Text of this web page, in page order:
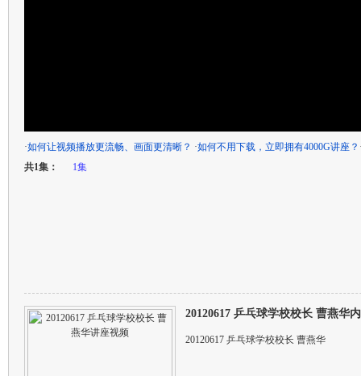
·如何让视频播放更流畅、画面更清晰？ ·如何不用下载，立即拥有4000G讲座？
共1集：
1集
20120617 乒乓球学校校长 曹燕华
20120617 乒乓球学校校长 曹燕华